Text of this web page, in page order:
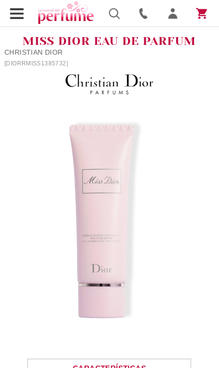
MISS DIOR EAU DE PARFUM
CHRISTIAN DIOR
[DIORRMISS1385732]